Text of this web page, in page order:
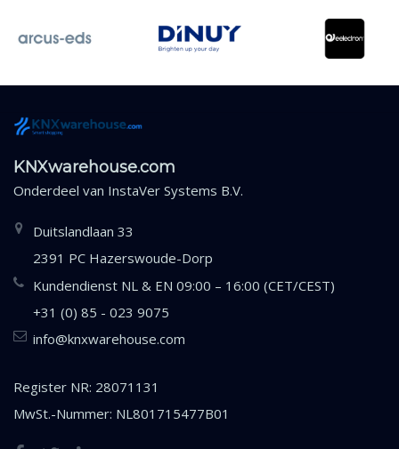
KNXwarehouse.com
Onderdeel van InstaVer Systems B.V.
Duitslandlaan 33
2391 PC Hazerswoude-Dorp
Kundendienst NL & EN 09:00 – 16:00 (CET/CEST)
+31 (0) 85 - 023 9075
info@knxwarehouse.com
Register NR: 28071131
MwSt.-Nummer: NL801715477B01